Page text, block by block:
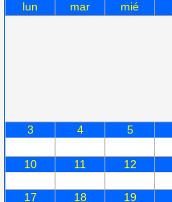
lun mar mié
3 4 5
10 11 12
17 18 19